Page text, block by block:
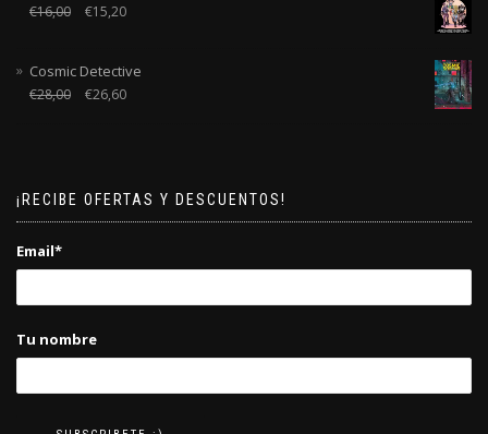
€16,00 €15,20
Cosmic Detective
€28,00 €26,60
¡RECIBE OFERTAS Y DESCUENTOS!
Email*
Tu nombre